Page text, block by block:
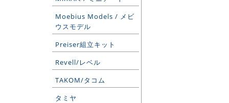
Moebius Models / メビ
ウスモデル
Preiser組立キット
Revell/レベル
TAKOM/タコム
タミヤ